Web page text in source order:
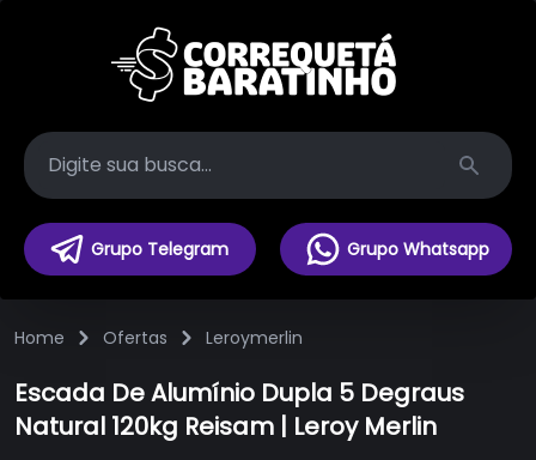
Search
Grupo Telegram Grupo Whatsapp
Home Ofertas Leroymerlin
Escada De Alumínio Dupla 5 Degraus
Natural 120kg Reisam | Leroy Merlin